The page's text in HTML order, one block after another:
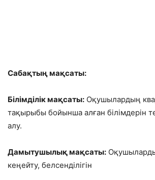
Сабақтың мақсаты:
Білімділік мақсаты: Оқушылардың
тақырыбы бойынша алған білімдерін
алу.
Дамытушылық мақсаты:
кеңейту, белсенділігін